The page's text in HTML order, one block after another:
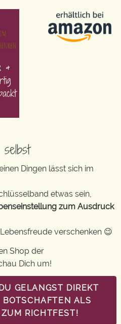
Dingen lässt sich im
etwas sein,
zum Ausdruck
verschenken 😉
Shop der
Dich um!
GELANGST DIREKT
ALS
RICHTFEST!